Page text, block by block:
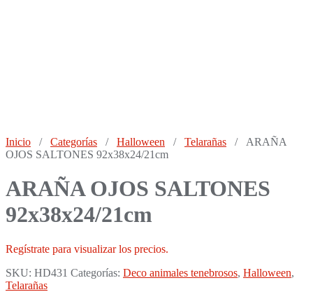
Inicio / Categorías / Halloween / Telarañas / ARAÑA
OJOS SALTONES 92x38x24/21cm
ARAÑA OJOS SALTONES
92x38x24/21cm
Regístrate para visualizar los precios.
SKU: HD431 Categorías: Deco animales tenebrosos, Halloween,
Telarañas